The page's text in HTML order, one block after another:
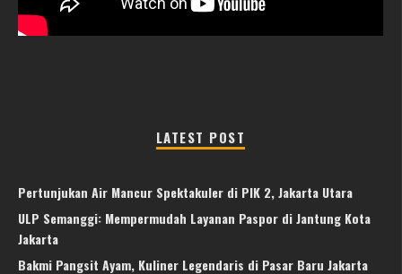
LATEST POST
Pertunjukan Air Mancur Spektakuler di PIK 2, Jakarta Utara
ULP Semanggi: Mempermudah Layanan Paspor di Jantung Kota
Jakarta
Bakmi Pangsit Ayam, Kuliner Legendaris di Pasar Baru Jakarta